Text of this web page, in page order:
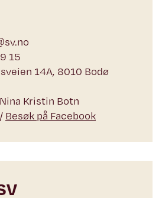
15
14A, 8010 Bodø
Kristin Botn
/ Besøk på Facebook